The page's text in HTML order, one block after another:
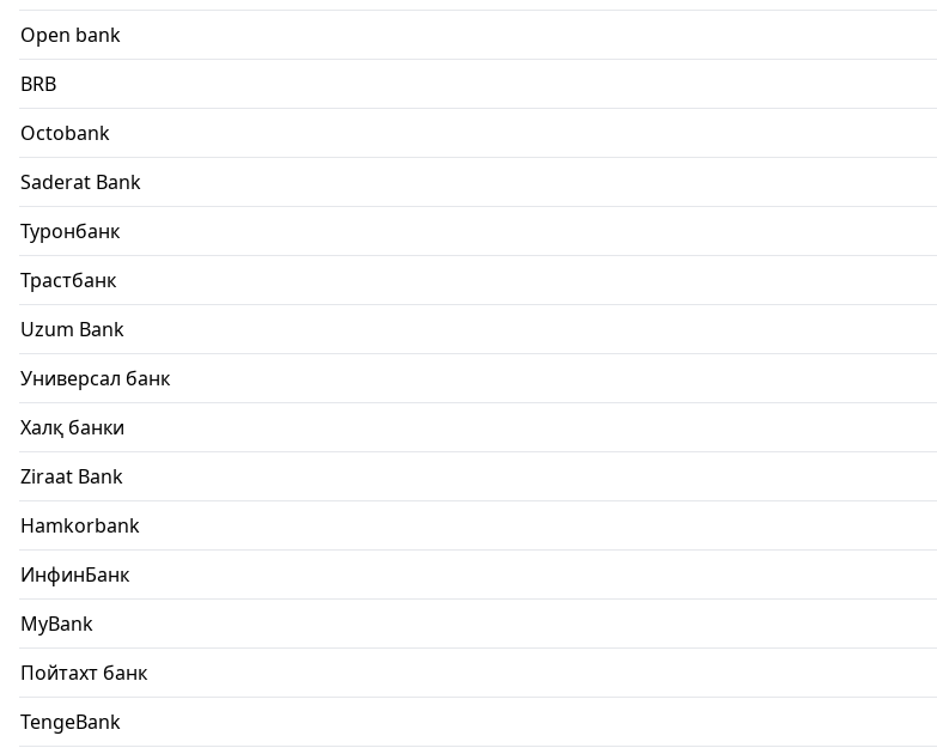
Open bank
BRB
Octobank
Saderat Bank
Туронбанк
Трастбанк
Uzum Bank
Универсал банк
Халқ банки
Ziraat Bank
Hamkorbank
ИнфинБанк
MyBank
Пойтахт банк
TengeBank